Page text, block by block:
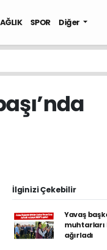
SPOR Diğer
İlginizi Çekebilir
Yavaş
muhtarları
ağırladı